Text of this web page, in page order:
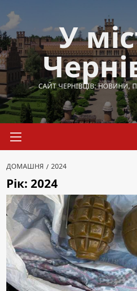
до
вмісту
У
САЙТ ЧЕРНІВЦІВ: НОВИНИ,
меню
ДОМАШНЯ 2024
Рік: 2024